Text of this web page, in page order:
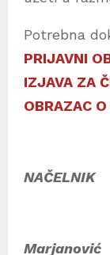
Potrebna
PRIJAVNI
IZJAVA ZA
OBRAZAC
NAČELNIK
Marjanović